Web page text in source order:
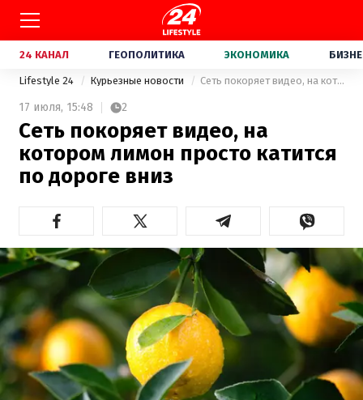
24 КАНАЛ ГЕОПОЛИТИКА ЭКОНОМИКА
Lifestyle 24 Курьезные новости Сеть покоряет видео, на котором лимон просто катится по дороге вниз
17 июля, 15:48 2
Сеть покоряет видео, на
котором лимон просто катится
по дороге вниз